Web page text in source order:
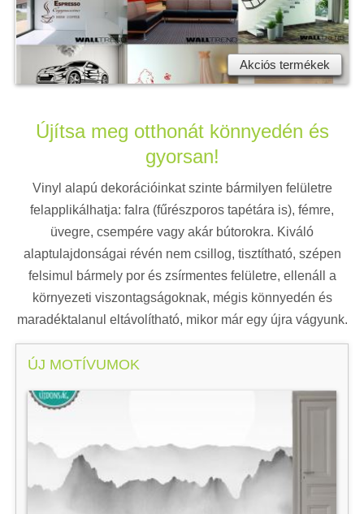
Akciós termékek
Újítsa meg otthonát könnyedén és
gyorsan!
Vinyl alapú dekorációinkat szinte bármilyen felületre
felapplikálhatja: falra (fűrészporos tapétára is), fémre,
üvegre, csempére vagy akár bútorokra. Kiváló
alaptulajdonságai révén nem csillog, tisztítható, szépen
felsimul bármely por és zsírmentes felületre, ellenáll a
környezeti viszontagságoknak, mégis könnyedén és
maradéktalanul eltávolítható, mikor már egy újra vágyunk.
ÚJ MOTÍVUMOK